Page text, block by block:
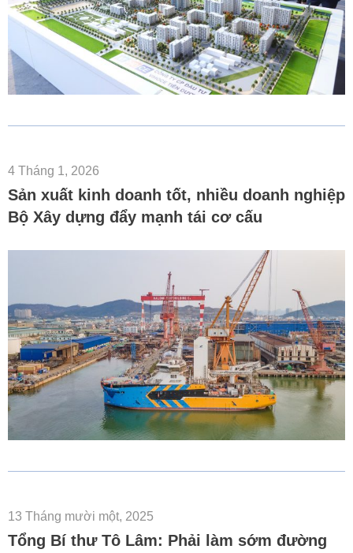
4 Tháng 1, 2026
Sản xuất kinh doanh tốt, nhiều doanh nghiệp
Bộ Xây dựng đẩy mạnh tái cơ cấu
13 Tháng mười một, 2025
Tổng Bí thư Tô Lâm: Phải làm sớm đường